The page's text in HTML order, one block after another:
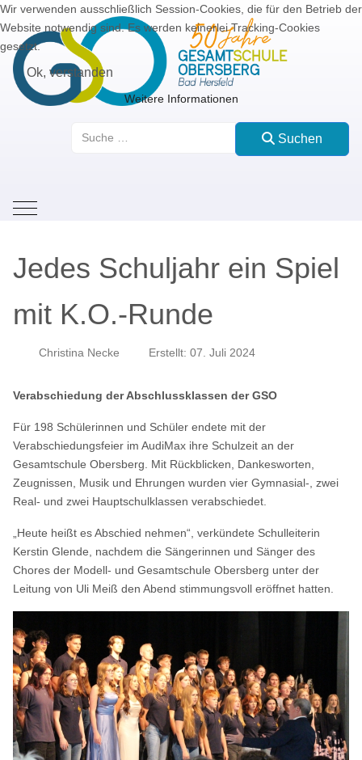
Suchen
Mobile Menu Toggle
Jedes Schuljahr ein Spiel
mit K.O.-Runde
Christina Necke Erstellt: 07. Juli 2024
Verabschiedung der Abschlussklassen der GSO
Für 198 Schülerinnen und Schüler endete mit der
Verabschiedungsfeier im AudiMax ihre Schulzeit an der
Gesamtschule Obersberg. Mit Rückblicken, Dankesworten,
Zeugnissen, Musik und Ehrungen wurden vier Gymnasial-, zwei
Real- und zwei Hauptschulklassen verabschiedet.
„Heute heißt es Abschied nehmen“, verkündete Schulleiterin
Kerstin Glende, nachdem die Sängerinnen und Sänger des
Chores der Modell- und Gesamtschule Obersberg unter der
Leitung von Uli Meiß den Abend stimmungsvoll eröffnet hatten.
Wir verwenden ausschließlich Session-Cookies, die für den Betrieb der
Website notwendig sind. Es werden keinerlei Tracking-Cookies
gesetzt.
Ok, verstanden
Weitere Informationen